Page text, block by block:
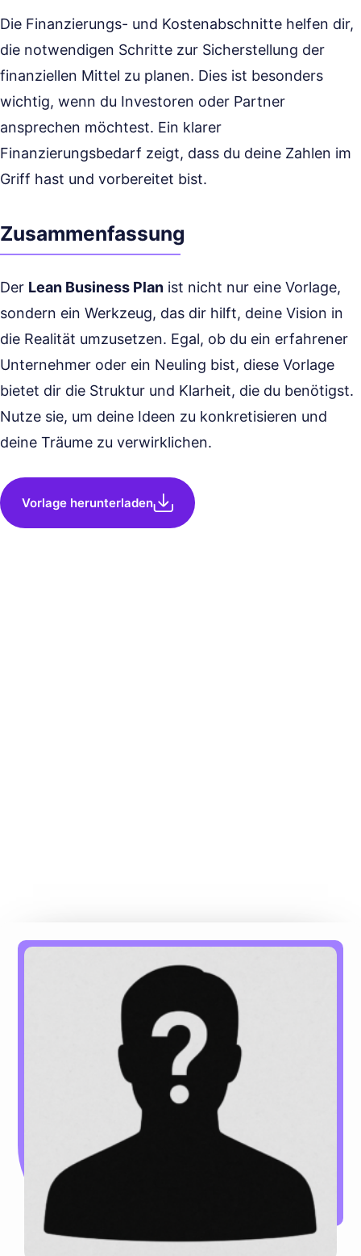
Die Finanzierungs- und Kostenabschnitte helfen dir,
die notwendigen Schritte zur Sicherstellung der
finanziellen Mittel zu planen. Dies ist besonders
wichtig, wenn du Investoren oder Partner
ansprechen möchtest. Ein klarer
Finanzierungsbedarf zeigt, dass du deine Zahlen im
Griff hast und vorbereitet bist.
Zusammenfassung
Der Lean Business Plan ist nicht nur eine Vorlage,
sondern ein Werkzeug, das dir hilft, deine Vision in
die Realität umzusetzen. Egal, ob du ein erfahrener
Unternehmer oder ein Neuling bist, diese Vorlage
bietet dir die Struktur und Klarheit, die du benötigst.
Nutze sie, um deine Ideen zu konkretisieren und
deine Träume zu verwirklichen.
Vorlage herunterladen